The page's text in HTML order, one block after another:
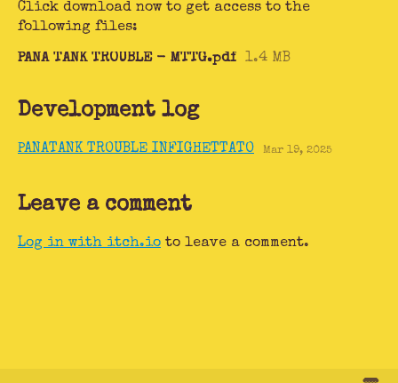
Click download now to get access to the
following files:
PANA TANK TROUBLE - MTTG.pdf 1.4 MB
Development log
PANATANK TROUBLE INFIGHETTATO Mar 19, 2025
Leave a comment
Log in with itch.io to leave a comment.